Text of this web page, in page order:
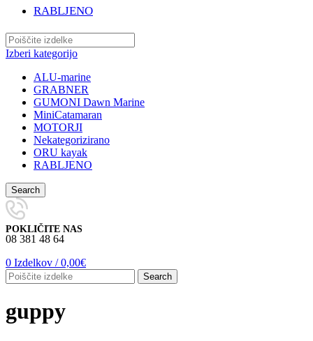
RABLJENO
Izberi kategorijo
ALU-marine
GRABNER
GUMONI Dawn Marine
MiniCatamaran
MOTORJI
Nekategorizirano
ORU kayak
RABLJENO
Search
POKLIČITE NAS
08 381 48 64
0 Izdelkov / 0,00€
Search
guppy